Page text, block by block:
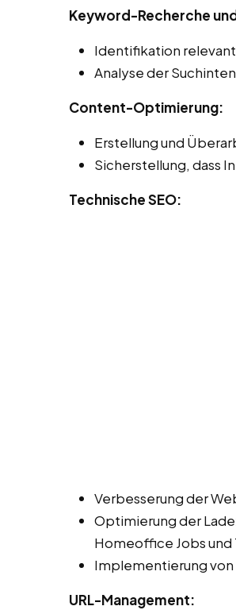
Keyword-Recherche
Identifikation
Analyse der
Content-Optimierung:
Erstellung und
Sicherstellung, dass
Technische SEO:
Verbesserung der
Optimierung der
Homeoffice Jobs und
Implementierung von
URL-Management: